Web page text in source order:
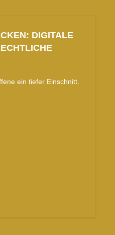
DIGITALE
ein tiefer Einschnitt.